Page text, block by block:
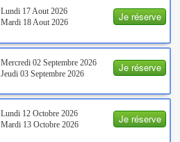
Je réserve
Lundi 17 Aout 2026
Mardi 18 Aout 2026
Je réserve
Mercredi 02 Septembre 2026
Jeudi 03 Septembre 2026
Je réserve
Lundi 12 Octobre 2026
Mardi 13 Octobre 2026